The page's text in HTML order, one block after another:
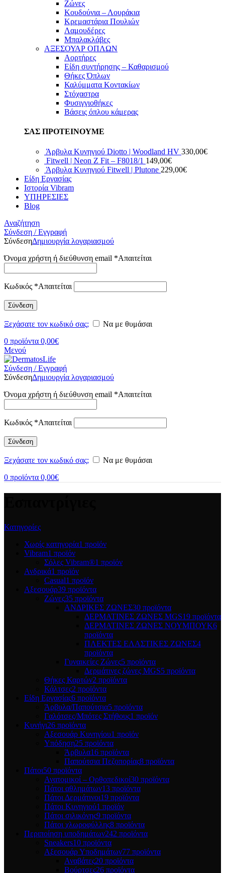
Ζώνες
Κουδούνια – Λουράκια
Κρεμαστάρια Πουλιών
Λαμουδέρες
Μπαλακλάβες
ΑΞΕΣΟΥΑΡ ΟΠΛΩΝ
Αορτήρες
Είδη συντήρησης – Καθαρισμού
Θήκες Όπλων
Καλύμματα Κοντακίων
Στόχαστρα
Φυσιγγιοθήκες
Βάσεις όπλου κάμερας
ΣΑΣ ΠΡΟΤΕΙΝΟΥΜΕ
Άρβυλα Κυνηγιού Diotto | Woodland HV 330,00€
Fitwell | Neon Z Fit – F8018/1 149,00€
Άρβυλα Κυνηγιού Fitwell | Plutone 229,00€
Είδη Εργασίας
Ιστορία Vibram
ΥΠΗΡΕΣΙΕΣ
Blog
Αναζήτηση
Σύνδεση / Εγγραφή
ΣύνδεσηΔημιουργία λογαριασμού
Όνομα χρήστη ή διεύθυνση email *Απαιτείται
Κωδικός *Απαιτείται
Σύνδεση
Ξεχάσατε τον κωδικό σας;
Να με θυμάσαι
0 προϊόντα 0,00€
Μενού
Σύνδεση / Εγγραφή
ΣύνδεσηΔημιουργία λογαριασμού
Όνομα χρήστη ή διεύθυνση email *Απαιτείται
Κωδικός *Απαιτείται
Σύνδεση
Ξεχάσατε τον κωδικό σας;
Να με θυμάσαι
0 προϊόντα 0,00€
Κατηγορίες
Χωρίς κατηγορία1 προϊόν
Vibram1 προϊόν
Σόλες Vibram®1 προϊόν
Ανδρικά1 προϊόν
Casual1 προϊόν
Αξεσουάρ39 προϊόντα
Ζώνες35 προϊόντα
ΑΝΔΡΙΚΕΣ ΖΩΝΕΣ30 προϊόντα
ΔΕΡΜΑΤΙΝΕΣ ΖΩΝΕΣ MGS19 προϊόντα
ΔΕΡΜΑΤΙΝΕΣ ΖΩΝΕΣ ΝΟΥΜΠΟΥΚ6
προϊόντα
ΠΛΕΚΤΕΣ ΕΛΑΣΤΙΚΕΣ ΖΩΝΕΣ4
προϊόντα
Γυναικείες Ζώνες5 προϊόντα
Δερμάτινες ζώνες MGS5 προϊόντα
Θήκες Καρτών2 προϊόντα
Κάλτσες2 προϊόντα
Είδη Εργασίας6 προϊόντα
Άρβυλα/Παπούτσια5 προϊόντα
Γαλότσες/Μπότες Στήθους1 προϊόν
Κυνήγι26 προϊόντα
Αξεσουάρ Κυνηγίου1 προϊόν
Υπόδηση25 προϊόντα
Άρβυλα16 προϊόντα
Παπούτσια Πεζοπορίας8 προϊόντα
Πάτοι50 προϊόντα
Ανατομικοί – Ορθοπεδικοί30 προϊόντα
Πάτοι αθλημάτων13 προϊόντα
Πάτοι Δερμάτινοι19 προϊόντα
Πάτοι Κυνηγιού1 προϊόν
Πάτοι σιλικόνης9 προϊόντα
Πάτοι χλωροφύλλης8 προϊόντα
Περιποίηση υποδημάτων242 προϊόντα
Sneakers10 προϊόντα
Αξεσουάρ Υποδημάτων77 προϊόντα
Αναβάτες20 προϊόντα
Βούρτσες26 προϊόντα